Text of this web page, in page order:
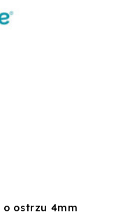
o ostrzu 4mm